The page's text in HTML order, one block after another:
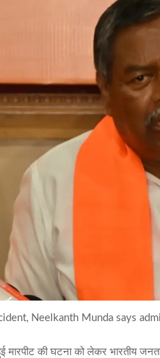
Neelkanth Munda says
मारपीट की घटना को लेकर भारतीय